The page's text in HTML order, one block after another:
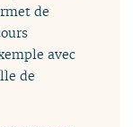
de
avec
de